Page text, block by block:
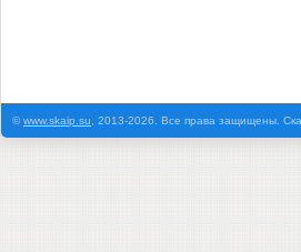
©www.skaip.su , 2013-2026. Все права защищены.